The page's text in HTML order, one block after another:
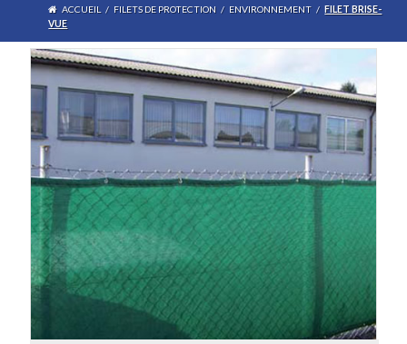
ACCUEIL / FILETS DE PROTECTION / ENVIRONNEMENT / FILET BRISE-
VUE